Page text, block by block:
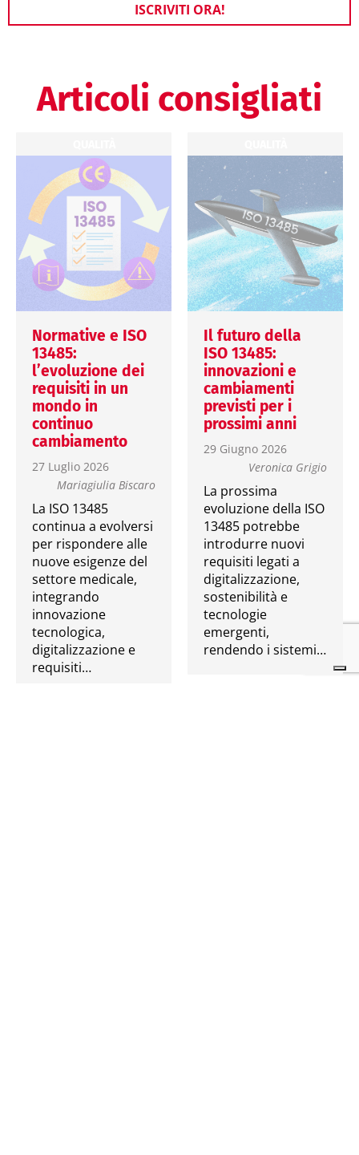
ISCRIVITI ORA!
Articoli consigliati
Normative e ISO
13485:
l’evoluzione dei
requisiti in un
mondo in
continuo
cambiamento
27 Luglio 2026
Mariagiulia Biscaro
La ISO 13485
continua a evolversi
per rispondere alle
nuove esigenze del
settore medicale,
integrando
innovazione
tecnologica,
digitalizzazione e
requisiti…
Il futuro della
ISO 13485:
innovazioni e
cambiamenti
previsti per i
prossimi anni
29 Giugno 2026
Veronica Grigio
La prossima
evoluzione della ISO
13485 potrebbe
introdurre nuovi
requisiti legati a
digitalizzazione,
sostenibilità e
tecnologie
emergenti,
rendendo i sistemi…